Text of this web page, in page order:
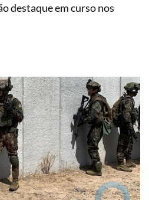
destaque em curso nos